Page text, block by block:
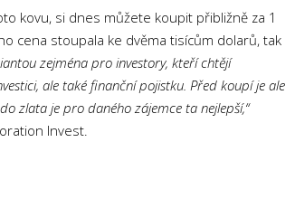
kovu, si dnes můžete koupit přibližně za 1
cena stoupala ke dvěma tisícům dolarů, tak
zejména pro investory, kteří chtějí
ale také finanční pojistku. Před koupí je ale
zlata je pro daného zájemce ta nejlepší,“
Invest.